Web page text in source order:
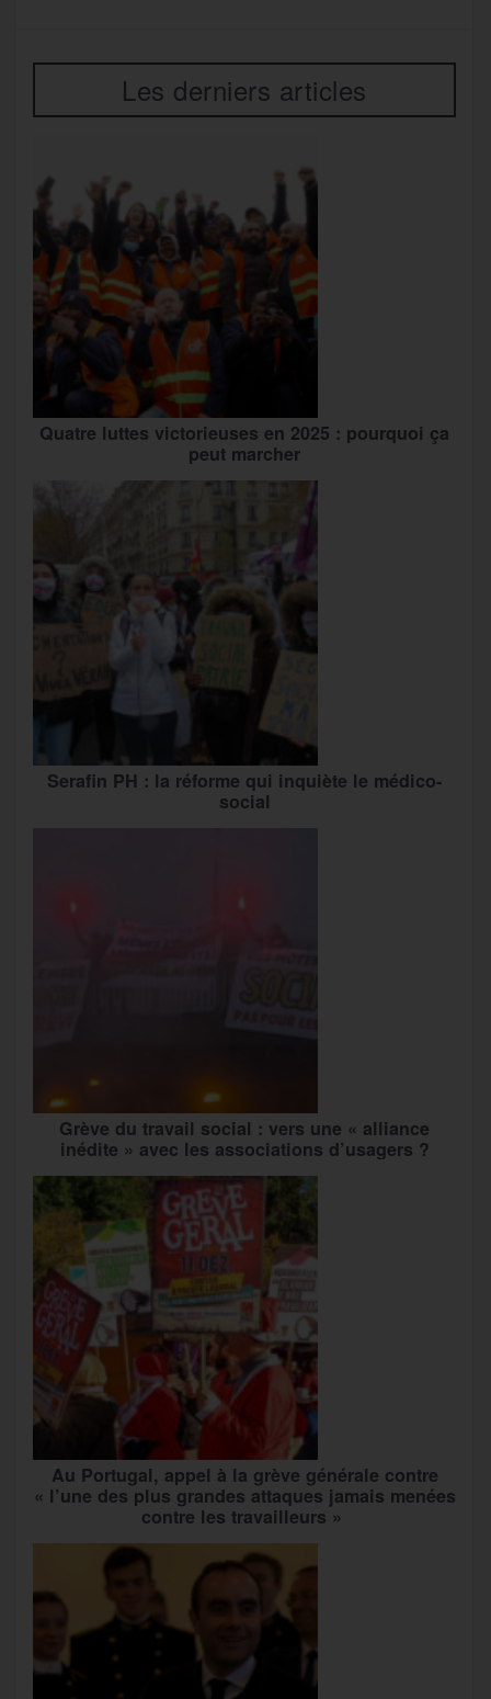
Les derniers articles
Quatre luttes victorieuses en 2025 : pourquoi ça
peut marcher
Serafin PH : la réforme qui inquiète le médico-
social
Grève du travail social : vers une « alliance
inédite » avec les associations d’usagers ?
Au Portugal, appel à la grève générale contre
« l’une des plus grandes attaques jamais menées
contre les travailleurs »